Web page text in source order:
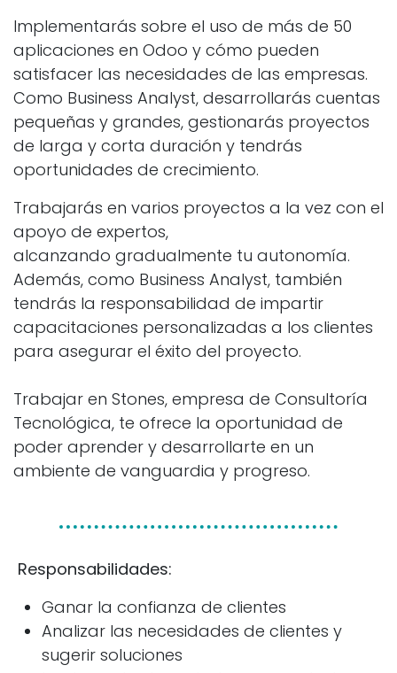
Implementarás sobre el uso de más de 50
aplicaciones en Odoo y cómo pueden
satisfacer las necesidades de las empresas.
Como Business Analyst, desarrollarás cuentas
pequeñas y grandes, gestionarás proyectos
de larga y corta duración y tendrás
oportunidades de crecimiento.
Trabajarás en varios proyectos a la vez con el
apoyo de expertos,
alcanzando gradualmente tu autonomía.
Además, como Business Analyst, también
tendrás la responsabilidad de impartir
capacitaciones personalizadas a los clientes
para asegurar el éxito del proyecto.
Trabajar en Stones, empresa de Consultoría
Tecnológica, te ofrece la oportunidad de
poder aprender y desarrollarte en un
ambiente de vanguardia y progreso.
Responsabilidades:
Ganar la confianza de clientes
Analizar las necesidades de clientes y
sugerir soluciones